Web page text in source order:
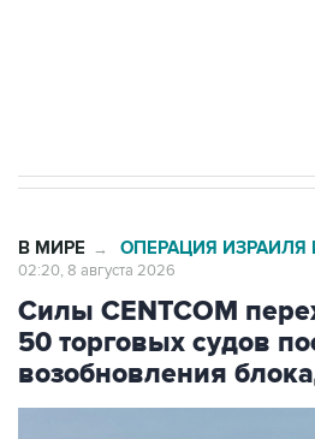
В МИРЕ → ОПЕРАЦИЯ
02:20, 8 августа 2026
Силы CENTCOM
50 торговых судов
возобновления